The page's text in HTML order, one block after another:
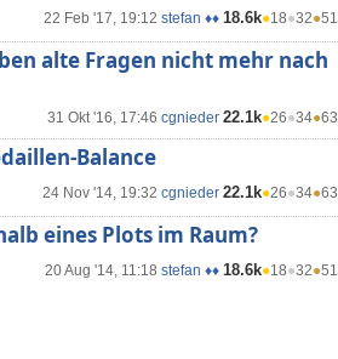
22 Feb '17, 19:12 stefan ♦♦ 18.6k●18●32●51
alte Fragen nicht mehr nach
31 Okt '16, 17:46 cgnieder 22.1k●26●34●63
Balance
24 Nov '14, 19:32 cgnieder 22.1k●26●34●63
eines Plots im Raum?
20 Aug '14, 11:18 stefan ♦♦ 18.6k●18●32●51